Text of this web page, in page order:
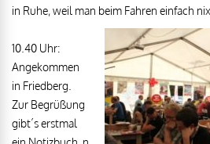
in Ruhe, weil man beim Fahren einfach
10.40 Uhr:
Angekommen
in Friedberg.
Zur Begrüßung
gibt´s erstmal